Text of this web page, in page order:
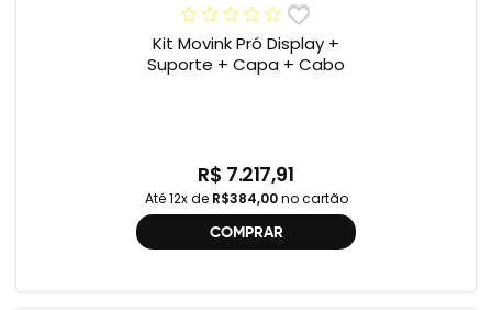
Kit Movink Pró Display +
Suporte + Capa + Cabo
R$ 7.217,91
Até 12x de R$384,00no cartão
COMPRAR